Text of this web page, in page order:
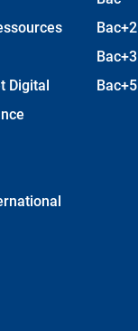
Digital
Bac+2
Bac+3
Bac+5